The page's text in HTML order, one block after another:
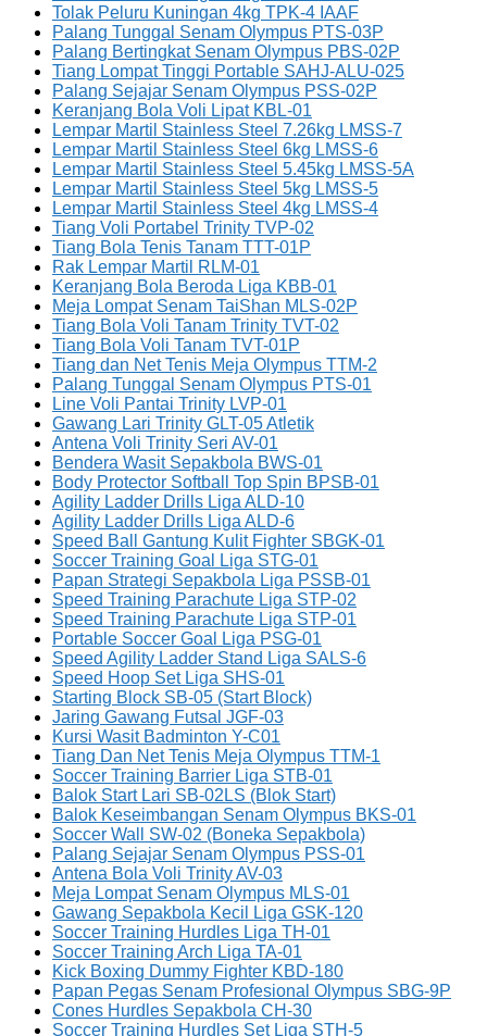
Tolak Peluru Kuningan 4kg TPK-4 IAAF
Palang Tunggal Senam Olympus PTS-03P
Palang Bertingkat Senam Olympus PBS-02P
Tiang Lompat Tinggi Portable SAHJ-ALU-025
Palang Sejajar Senam Olympus PSS-02P
Keranjang Bola Voli Lipat KBL-01
Lempar Martil Stainless Steel 7.26kg LMSS-7
Lempar Martil Stainless Steel 6kg LMSS-6
Lempar Martil Stainless Steel 5.45kg LMSS-5A
Lempar Martil Stainless Steel 5kg LMSS-5
Lempar Martil Stainless Steel 4kg LMSS-4
Tiang Voli Portabel Trinity TVP-02
Tiang Bola Tenis Tanam TTT-01P
Rak Lempar Martil RLM-01
Keranjang Bola Beroda Liga KBB-01
Meja Lompat Senam TaiShan MLS-02P
Tiang Bola Voli Tanam Trinity TVT-02
Tiang Bola Voli Tanam TVT-01P
Tiang dan Net Tenis Meja Olympus TTM-2
Palang Tunggal Senam Olympus PTS-01
Line Voli Pantai Trinity LVP-01
Gawang Lari Trinity GLT-05 Atletik
Antena Voli Trinity Seri AV-01
Bendera Wasit Sepakbola BWS-01
Body Protector Softball Top Spin BPSB-01
Agility Ladder Drills Liga ALD-10
Agility Ladder Drills Liga ALD-6
Speed Ball Gantung Kulit Fighter SBGK-01
Soccer Training Goal Liga STG-01
Papan Strategi Sepakbola Liga PSSB-01
Speed Training Parachute Liga STP-02
Speed Training Parachute Liga STP-01
Portable Soccer Goal Liga PSG-01
Speed Agility Ladder Stand Liga SALS-6
Speed Hoop Set Liga SHS-01
Starting Block SB-05 (Start Block)
Jaring Gawang Futsal JGF-03
Kursi Wasit Badminton Y-C01
Tiang Dan Net Tenis Meja Olympus TTM-1
Soccer Training Barrier Liga STB-01
Balok Start Lari SB-02LS (Blok Start)
Balok Keseimbangan Senam Olympus BKS-01
Soccer Wall SW-02 (Boneka Sepakbola)
Palang Sejajar Senam Olympus PSS-01
Antena Bola Voli Trinity AV-03
Meja Lompat Senam Olympus MLS-01
Gawang Sepakbola Kecil Liga GSK-120
Soccer Training Hurdles Liga TH-01
Soccer Training Arch Liga TA-01
Kick Boxing Dummy Fighter KBD-180
Papan Pegas Senam Profesional Olympus SBG-9P
Cones Hurdles Sepakbola CH-30
Soccer Training Hurdles Set Liga STH-5